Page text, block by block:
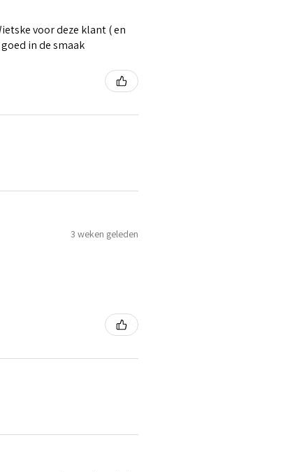
voor deze klant ( en
in de smaak
3 weken geleden